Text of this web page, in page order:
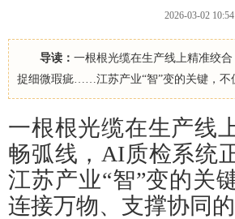
2026-03-02 10:54
导读： 一根根光缆在生产线上精准绞
捉细微瑕疵……江苏产业“智”变的关键，不
一根根光缆在生产线
畅弧线，AI质检系
江苏产业“智”变的关
连接万物、支撑协同的